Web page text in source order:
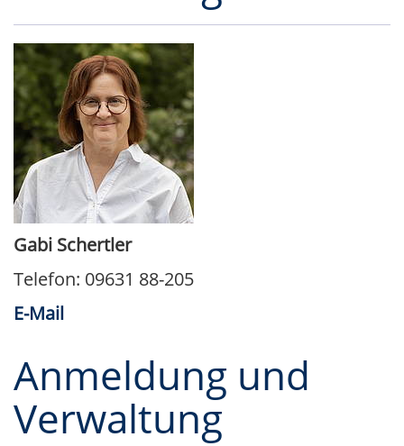
Gabi Schertler
Telefon: 09631 88-205
E-Mail
Anmeldung und
Verwaltung